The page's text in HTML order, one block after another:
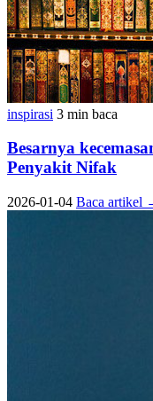
inspirasi 3 min baca
Besarnya
Penyakit Nifak
2026-01-04 Baca artikel